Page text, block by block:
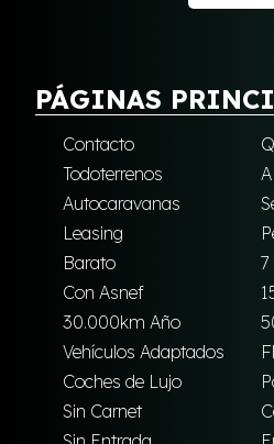
PÁGINAS
Contacto
Todoterrenos
Autocaravanas
Leasing
Barato
7
Con Asnef
30.000km Año
Vehículos Adaptados
Coches de Lujo
Sin Carnet